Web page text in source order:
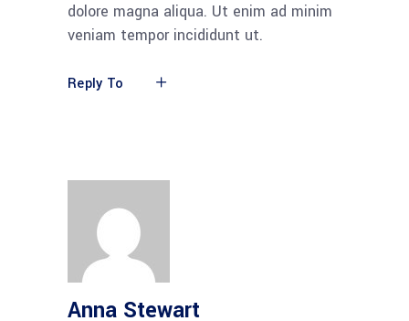
dolore magna aliqua. Ut enim ad minim
veniam tempor incididunt ut.
Reply To
Anna Stewart